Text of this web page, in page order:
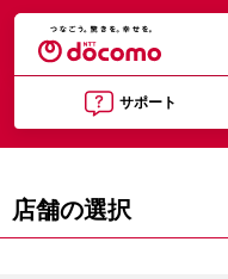
サポート
店舗の選択